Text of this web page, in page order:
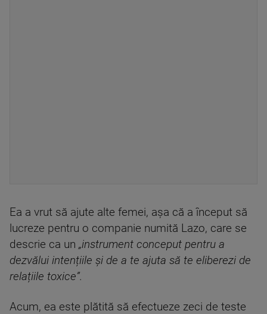
Ea a vrut să ajute alte femei, așa că a început să
lucreze pentru o companie numită Lazo, care se
descrie ca un „instrument conceput pentru a
dezvălui intențiile și de a te ajuta să te eliberezi de
relațiile toxice”.
Acum, ea este plătită să efectueze zeci de teste